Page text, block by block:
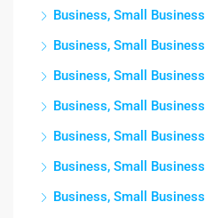
Business, Small Business
Business, Small Business
Business, Small Business
Business, Small Business
Business, Small Business
Business, Small Business
Business, Small Business